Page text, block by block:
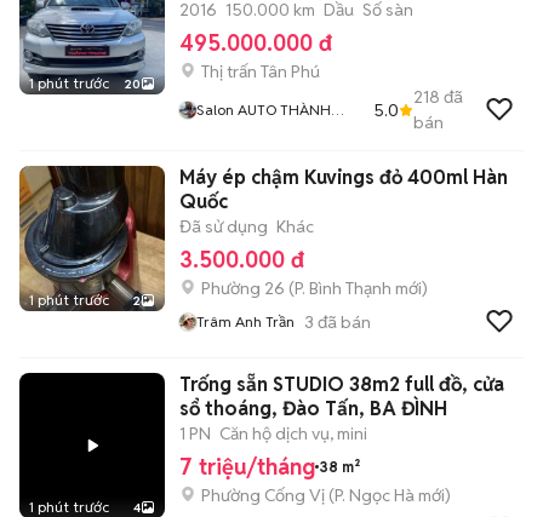
1 phút trước 20
2016 150.000 km Dầu Số sàn
495.000.000 đ
Thị trấn Tân Phú
Salon AUTO THÀNH
5.0
218 đã
bán
1 phút trước 2
Máy ép chậm Kuvings đỏ 400ml Hàn
Quốc
Đã sử dụng Khác
3.500.000 đ
Phường 26 (P. Bình Thạnh mới)
Trâm Anh Trần 3 đã bán
1 phút trước 4
Trống sẵn STUDIO 38m2 full đồ, cửa
sổ thoáng, Đào Tấn, BA ĐÌNH
1 PN Căn hộ dịch vụ, mini
7 triệu/tháng 38 m²
Phường Cống Vị (P. Ngọc Hà mới)